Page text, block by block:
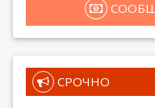
СРОЧНО